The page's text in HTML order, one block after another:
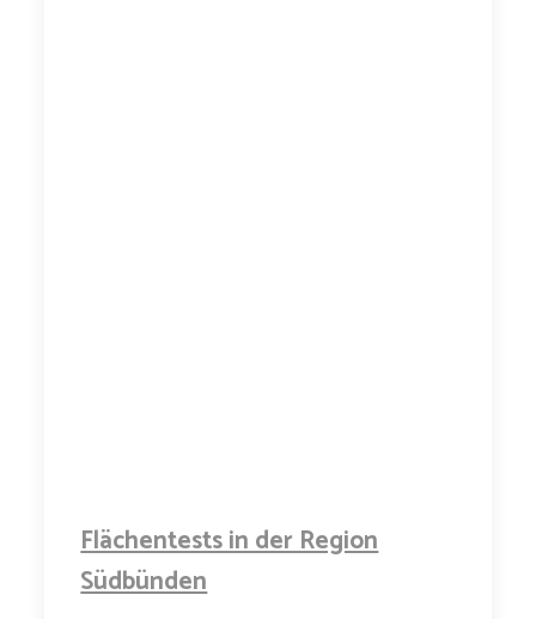
Flächentests in der Region
Südbünden